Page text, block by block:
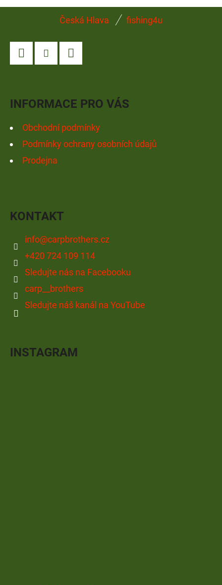
Česká Hlava fishing4u
INFORMACE PRO VÁS
Obchodní podmínky
Podmínky ochrany osobních údajů
Prodejna
KONTAKT
info@carpbrothers.cz
+420 724 109 114
Sledujte nás na Facebooku
carp__brothers
Sledujte náš kanál na YouTube
INSTAGRAM